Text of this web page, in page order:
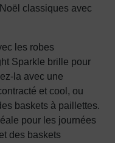
classiques avec
les robes
Sparkle brille pour
la avec une
et cool, ou
baskets à paillettes.
pour les journées
des baskets